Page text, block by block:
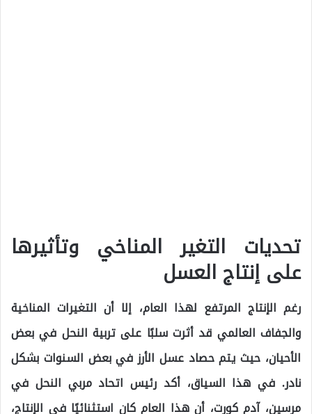
تحديات التغير المناخي وتأثيرها
على إنتاج العسل
رغم الإنتاج المرتفع لهذا العام، إلا أن التغيرات المناخية
والجفاف العالمي قد أثرت سلبًا على تربية النحل في بعض
الأحيان، حيث يتم حصاد عسل الأرز في بعض السنوات بشكل
نادر. في هذا السياق، أكد رئيس اتحاد مربي النحل في
مرسين، آدم كورت، أن هذا العام كان استثنائيًا في الإنتاج،